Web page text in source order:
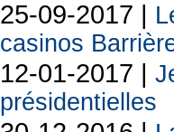
25-09-2017 |
casinos
12-01-2017 |
présidentielles